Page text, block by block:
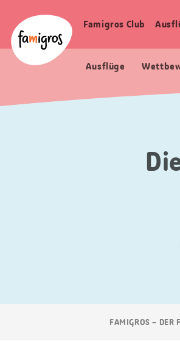
Navigation
Logo
Haupt
Famigros Club
Ausflüge
FAMIGROS – DER